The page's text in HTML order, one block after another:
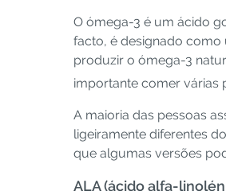
O ómega-3 é um ácido
facto, é designado
produzir o ómega-3
importante comer várias
A maioria das pessoas
ligeiramente diferentes
que algumas versões
ALA (ácido alfa-